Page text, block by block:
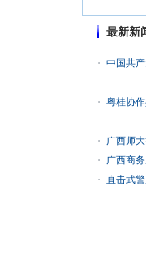
最新新
中国共
粤桂协
广西师
广西商
直击武